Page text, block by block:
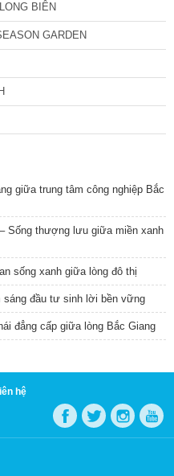
BIÊN
GARDEN
giữa trung tâm công nghiệp Bắc
Sống thượng lưu giữa miền xanh
sống xanh giữa lòng đô thị
sáng đầu tư sinh lời bền vững
đẳng cấp giữa lòng Bắc Giang
hệ